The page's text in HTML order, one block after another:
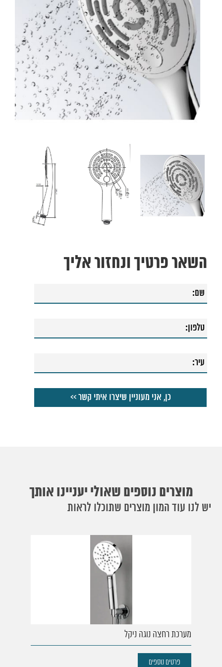
32. מערכת רחצה פלאנט ניקל לבן
33. מערכת רחצה פלאנט ניקל
34. מערכת רחצה פלאנט ניקל ולבן
35. מערכת רחצה נוגה ניקל
36. מערכת רחצה מון ניקל ולבן
37. מערכת רחצה סאן ניקל ולבן
38. מערכת רחצה גרין ניקל
39. מזלף רחצה אוליבר
השאר פרטיך ונחזור אליך
מוצרים נוספים שאולי יעניינו אותך
יש לנו עוד המון מוצרים שתוכלו לראות
מערכת רחצה נוגה ניקל
פרטים נוספים